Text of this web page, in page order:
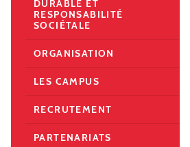
DURABLE ET
RESPONSABILITÉ
SOCIÉTALE
ORGANISATION
LES CAMPUS
RECRUTEMENT
PARTENARIATS